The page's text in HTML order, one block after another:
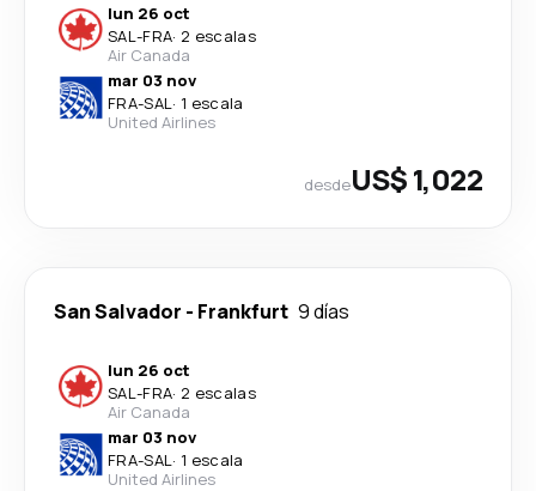
lun 26 oct
SAL-FRA· 2 escalas
Air Canada
mar 03 nov
FRA-SAL· 1 escala
United Airlines
desdeUS$ 1,022
San Salvador - Frankfurt 9 días
lun 26 oct
SAL-FRA· 2 escalas
Air Canada
mar 03 nov
FRA-SAL· 1 escala
United Airlines